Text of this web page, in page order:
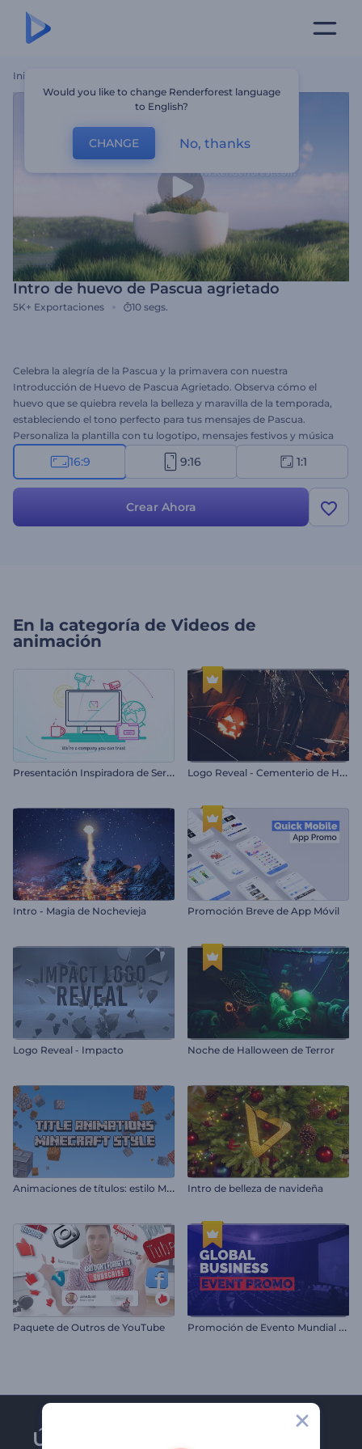
Inicio
Intro de huevo de Pascua agrietado
5K+ Exportaciones 10 segs.
Celebra la alegría de la Pascua y la primavera con nuestra
Introducción de Huevo de Pascua Agrietado. Observa cómo el
huevo que se quiebra revela la belleza y maravilla de la temporada,
estableciendo el tono perfecto para tus mensajes de Pascua.
Personaliza la plantilla con tu logotipo, mensajes festivos y música
de fondo festiva para crear un video de Pascua único en minutos.
Ya sea que estés compartiendo saludos de Pascua con tus seres
añade un toque festivo a tu contenido. ¡Crea ahora y deja que la
16:9 9:16 1:1
Crear Ahora
En la categoría de Videos de
animación
P
resentación Inspiradora de Servicio o Empresa L
ogo Reveal - Cementerio de Halloween
Intro - Magia de Nochevieja Promoción Breve de App Móvil
Logo Reveal - Impacto Noche de Halloween de Terror
A
nimaciones de títulos: estilo Minecraft Intro de belleza de navideña
Paquete de Outros de YouTube P
romoción de Evento Mundial de Negocios
Únase al boletín de
Would you like to change Renderforest language
to English?
CHANGE No, thanks